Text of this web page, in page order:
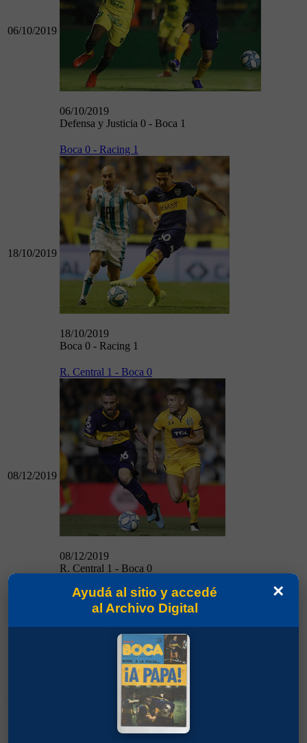
06/10/2019
06/10/2019
Defensa y Justicia 0 - Boca 1
18/10/2019
Boca 0 - Racing 1
18/10/2019
Boca 0 - Racing 1
08/12/2019
R. Central 1 - Boca 0
08/12/2019
R. Central 1 - Boca 0
Boca 0 - Independiente 0 ×
Ayudá al sitio y accedé
al Archivo Digital